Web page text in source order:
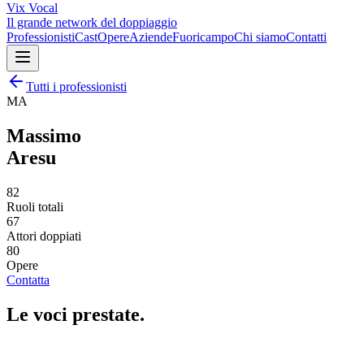
Vix Vocal
Il grande network del doppiaggio
ProfessionistiCastOpereAziendeFuoricampoChi siamoContatti
Tutti i professionisti
MA
Massimo
Aresu
82
Ruoli totali
67
Attori doppiati
80
Opere
Contatta
Le voci prestate.